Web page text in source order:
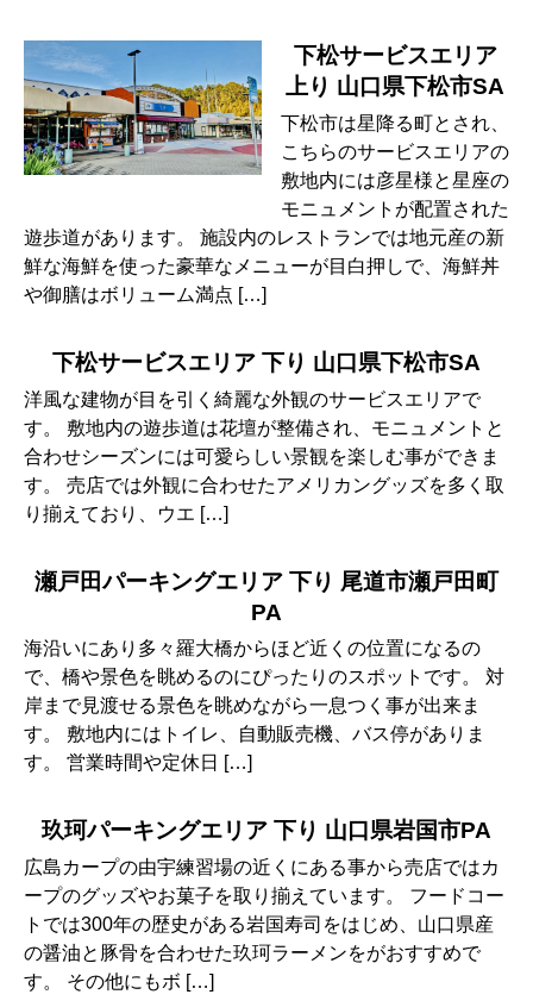
下松サービスエリア
上り 山口県下松市SA
下松市は星降る町とされ、
こちらのサービスエリアの
敷地内には彦星様と星座の
モニュメントが配置された
遊歩道があります。 施設内のレストランでは地元産の新
鮮な海鮮を使った豪華なメニューが目白押しで、海鮮丼
や御膳はボリューム満点 […]
下松サービスエリア 下り 山口県下松市SA
洋風な建物が目を引く綺麗な外観のサービスエリアで
す。 敷地内の遊歩道は花壇が整備され、モニュメントと
合わせシーズンには可愛らしい景観を楽しむ事ができま
す。 売店では外観に合わせたアメリカングッズを多く取
り揃えており、ウエ […]
瀬戸田パーキングエリア 下り 尾道市瀬戸田町
PA
海沿いにあり多々羅大橋からほど近くの位置になるの
で、橋や景色を眺めるのにぴったりのスポットです。 対
岸まで見渡せる景色を眺めながら一息つく事が出来ま
す。 敷地内にはトイレ、自動販売機、バス停がありま
す。 営業時間や定休日 […]
玖珂パーキングエリア 下り 山口県岩国市PA
広島カープの由宇練習場の近くにある事から売店ではカ
ープのグッズやお菓子を取り揃えています。 フードコー
トでは300年の歴史がある岩国寿司をはじめ、山口県産
の醤油と豚骨を合わせた玖珂ラーメンをがおすすめで
す。 その他にもボ […]